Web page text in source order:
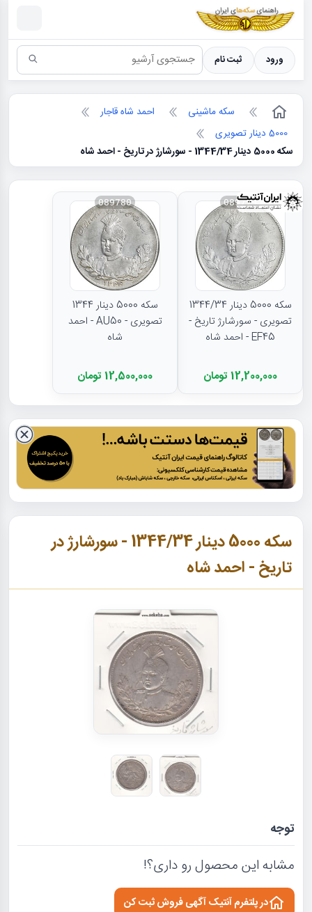
سکه ها ؛ راهنمای سکه شناسی
ورود ثبت نام
سکه ماشینی
احمد شاه قاجار
5000 دینار تصویری
سکه 5000 دینار 1344/34 - سورشارژ در تاریخ - احمد شاه
089779
سکه 5000 دینار 1344/34
تصویری - سورشارژ تاریخ -
EF45 - احمد شاه
12,200,000 تومان
089780
سکه 5000 دینار 1344
تصویری - AU50 - احمد
شاه
12,500,000 تومان
سکه 5000 دینار 1344/34 - سورشارژ در
تاریخ - احمد شاه
توجه
مشابه این محصول رو داری؟!
در پلتفرم آنتیک آگهی فروش ثبت کن